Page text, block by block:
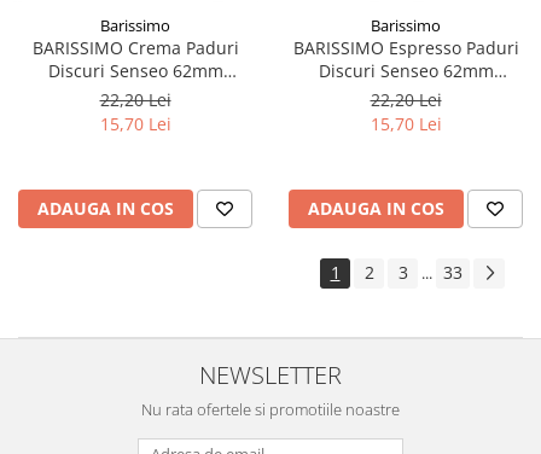
Barissimo
BARISSIMO Crema Paduri
Discuri Senseo 62mm
Monodoze 20buc 140g
22,20 Lei
15,70 Lei
ADAUGA IN COS
Barissimo
BARISSIMO Espresso Paduri
Discuri Senseo 62mm
Monodoze 20buc 140g
22,20 Lei
15,70 Lei
ADAUGA IN COS
1 2 3 ... 33
NEWSLETTER
Nu rata ofertele si promotiile noastre